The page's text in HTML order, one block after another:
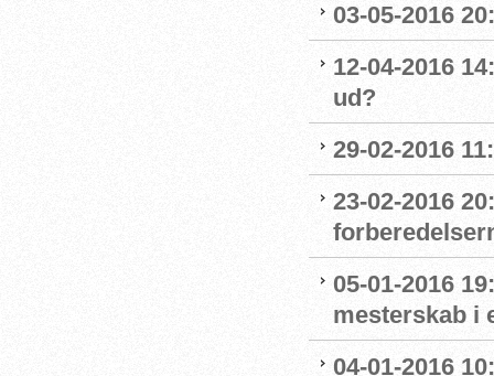
03-05-2016
12-04-2016
ud?
29-02-2016
23-02-2016
05-01-2016
mesterskab i
04-01-2016